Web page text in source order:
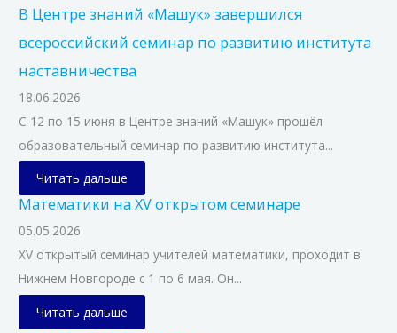
В Центре знаний «Машук» завершился
всероссийский семинар по развитию института
наставничества
18.06.2026
С 12 по 15 июня в Центре знаний «Машук» прошёл
образовательный семинар по развитию института...
Читать дальше
Математики на XV открытом семинаре
05.05.2026
XV открытый семинар учителей математики, проходит в
Нижнем Новгороде с 1 по 6 мая. Он...
Читать дальше